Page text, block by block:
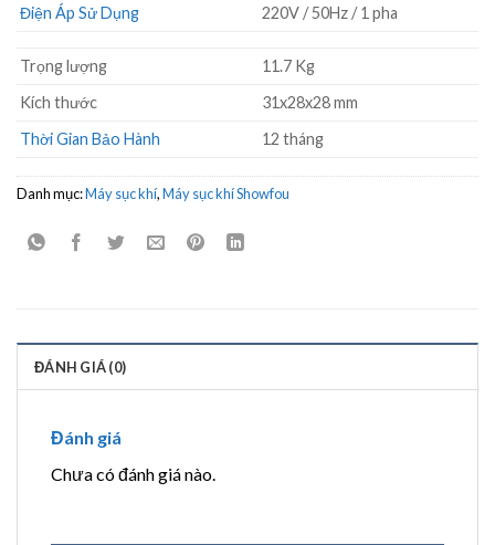
Điện Áp Sử Dụng
220V / 50Hz / 1 pha
Trọng lượng
11.7 Kg
Kích thước
31x28x28 mm
Thời Gian Bảo Hành
12 tháng
Danh mục:Máy sục khí,Máy sục khí Showfou
ĐÁNH GIÁ (0)
Đánh giá
Chưa có đánh giá nào.